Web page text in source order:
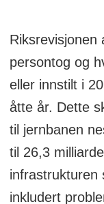
persontog og
eller innstilt i
åtte år. Dette
til jernbanen
til 26,3
infrastrukturen
inkludert